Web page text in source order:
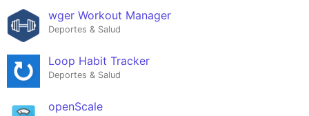
wger Workout Manager
Deportes & Salud
Loop Habit Tracker
Deportes & Salud
openScale